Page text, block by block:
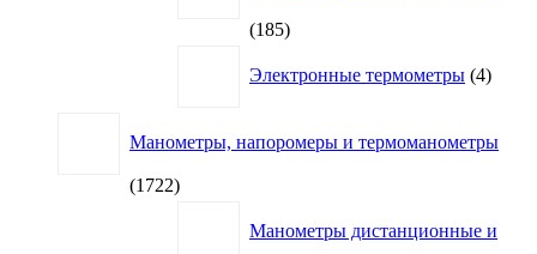
185185
Электронные термометры 4товара
Манометры, напоромеры и термоманометры
17221722
Манометры дистанционные и